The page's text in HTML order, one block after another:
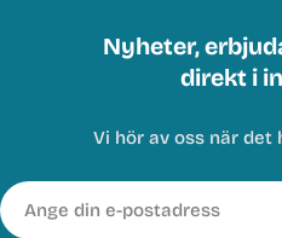
Nyheter,
direkt i
Vi hör av oss när det
E-
post